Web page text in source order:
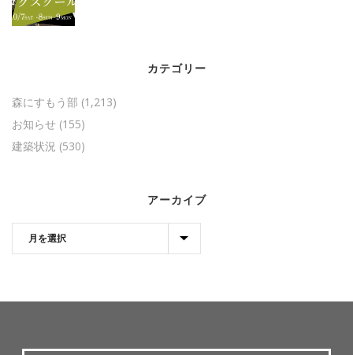
カテゴリー
森にすもう部 (1,213)
お知らせ (155)
建築状況 (530)
アーカイブ